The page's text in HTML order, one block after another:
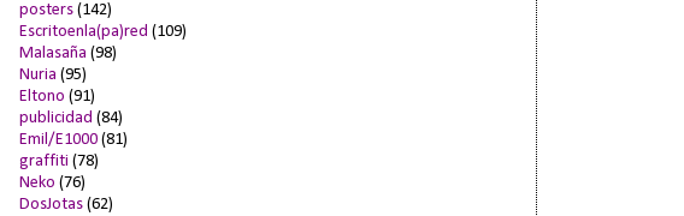
posters (142)
Escritoenla(pa)red (109)
Malasaña (98)
Nuria (95)
Eltono (91)
publicidad (84)
Emil/E1000 (81)
graffiti (78)
Neko (76)
DosJotas (62)